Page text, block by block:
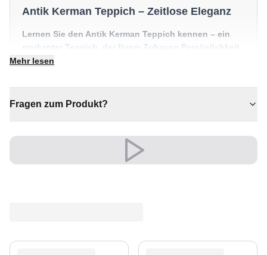
Antik Kerman Teppich – Zeitlose Eleganz
Lernen Sie den Antik Kerman Teppich kennen – ein
markanter Teppich, der Ihrem Zuhause Persönlichkeit
und Wärme schenkt. Ein echtes Herzstück für
✔ Passt zu moderner und klassischer Einrichtung
✔ Zeitloses Design für jeden Raum
✔ Wertet jeden Raum mühelos auf
✔ Ein echter Blickfang für Ihr Zuhause
Mehr lesen
Fragen zum Produkt?